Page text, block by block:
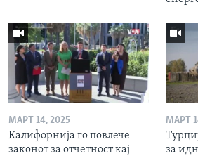
МАРТ 14, 2025
Калифорнија го повлече
законот за отчетност кај
МАРТ
за